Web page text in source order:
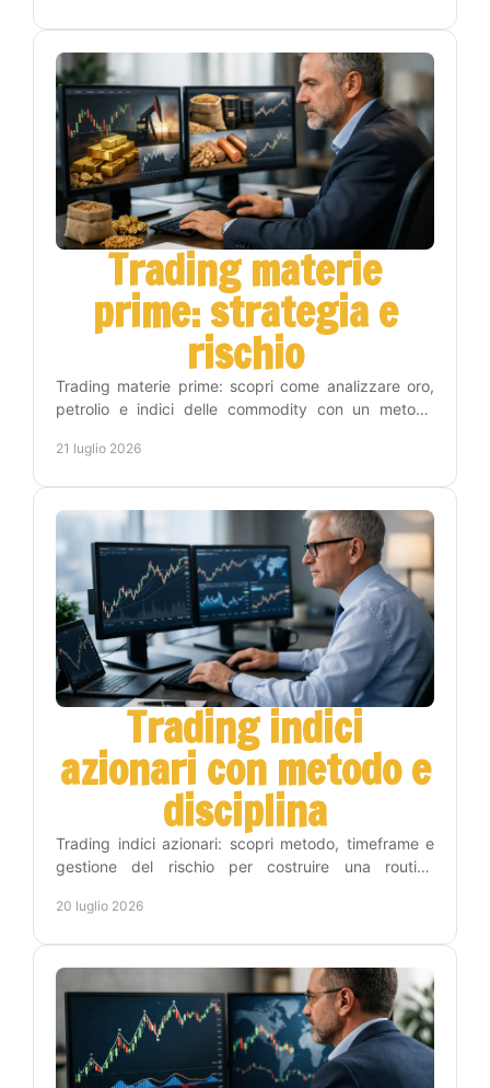
Trading materie
prime: strategia e
rischio
Trading materie prime: scopri come analizzare oro,
petrolio e indici delle commodity con un metodo
21 luglio 2026
Trading indici
azionari con metodo e
disciplina
Trading indici azionari: scopri metodo, timeframe e
gestione del rischio per costruire una routine
20 luglio 2026